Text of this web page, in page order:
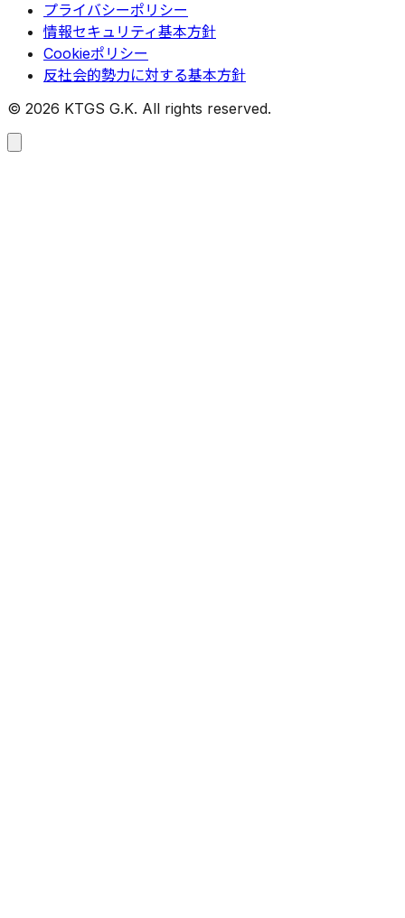
プライバシーポリシー
情報セキュリティ基本方針
Cookieポリシー
反社会的勢力に対する基本方針
© 2026 KTGS G.K. All rights reserved.